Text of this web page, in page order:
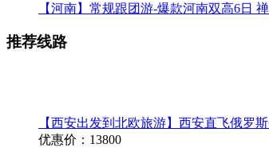
【河南】常规跟团游-爆款河南双高6日
推荐线路
【西安出发到北欧旅游】西安直飞俄罗
优惠价：13800